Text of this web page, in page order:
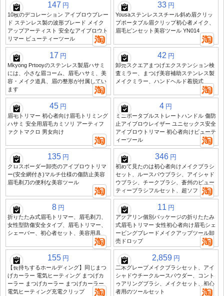
147 円
10枚のデコレーション アイブロウブレー
ド ステンレス製の波形ブレード メイク
アップアーティスト 安全なアイブロウト
リマー ビューティーツール
33 円
Yousaステンレススチール斜め眉クリッ
プポータブル眉クリップ初心者メイク、
眉毛ピンセット美容ツール YN014
17 円
Mkyong Prtooyのステンレス製眉ハサミ
には、小さな眉コーム、眉毛ハサミ、美
容・メイク道具、眉の整形が付属してい
ます
42 円
卸売スクエアまつげエクステンション検
査ミラー、まつげ美容補助ステンレス製
メイクミラー、ハンドヘルド着脱式
45 円
眉毛トリマー 初心者向け眉毛トリミング
ハサミ 安全用眉毛カミソリ アーティフ
ァクトマクロ 男女向け
4 円
ミニポータブルストレートハンドル 傷防
止アイブロウレイザー ユニセックス安全
アイブロウトリマー 初心者向けビューテ
ィーツール
135 円
クロスボーダー卸売のアイブロウトリマ
ー(安全網付き)マルチ仕様の傷防止美容
眉毛剃刀の便利な美容ツール
346 円
初めて見たのは初心者向けメイクブラシ
セット、ルースパウブラシ、アイシャド
ウブラシ、チークブラシ、蒼州のビュー
ティーブラシフルセット、超ソフトです
8 円
折りたたみ式眉毛トリマー、眉毛剃刀、
女性型防傷安全タイプ、眉毛トリマー、
シェーバー、初心者セット、美容用具
11 円
アクアリン個別パッケージの折りたたみ
式眉毛トリマー 女性初心者向け眉毛シェ
ービングブレードメイクアップツール卸
売ドロップ
155 円
【長持ちするホールディング】同じまつ
げカーラー 電気ヒーティング まつげカ
ーラー まつげカーラー まつげカーラー
電気ヒーティング充電クリップ
2,859 円
二木グレープメイクブラシセット、アイ
シャドウチークルースパウダー、コント
ゥアリングブラシ、メイクセット、初心
者用のツールセット